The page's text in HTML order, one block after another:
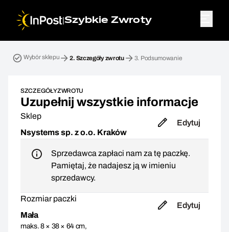
|Szybkie Zwroty
Wybór sklepu 2. Szczegóły zwrotu 3. Podsumowanie
SZCZEGÓŁY ZWROTU
Uzupełnij wszystkie informacje
Sklep
Nsystems sp. z o.o. Kraków
Edytuj
Sprzedawca zapłaci nam za tę paczkę.
Pamiętaj, że nadajesz ją w imieniu
sprzedawcy.
Rozmiar paczki
Mała
maks. 8 × 38 × 64 cm,
Edytuj